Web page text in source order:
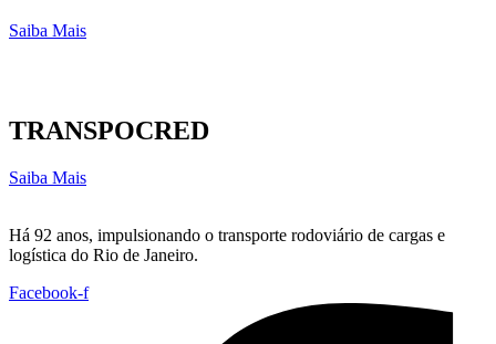
Saiba Mais
TRANSPOCRED
Saiba Mais
Há 92 anos, impulsionando o transporte rodoviário de cargas e
logística do Rio de Janeiro.
Facebook-f